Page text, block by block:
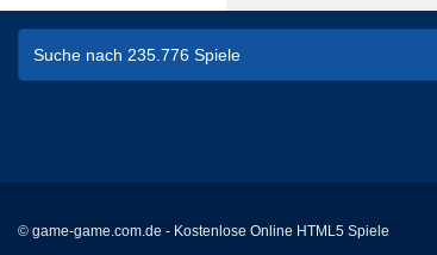
© game-game.com.de - Kostenlose Online HTML5 Spiele